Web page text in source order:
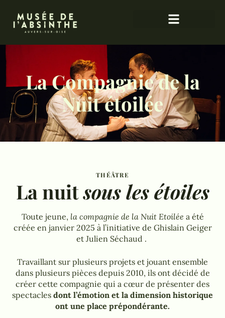
La Compagnie de la
Nuit étoilée
THÉÂTRE
La nuitsous les étoiles
Toute jeune, la compagnie de la Nuit Etoilée a été
créée en janvier 2025 à l’initiative de Ghislain Geiger
et Julien Séchaud .
Travaillant sur plusieurs projets et jouant ensemble
dans plusieurs pièces depuis 2010, ils ont décidé de
créer cette compagnie qui a cœur de présenter des
spectacles dont l’émotion et la dimension historique
ont une place prépondérante.